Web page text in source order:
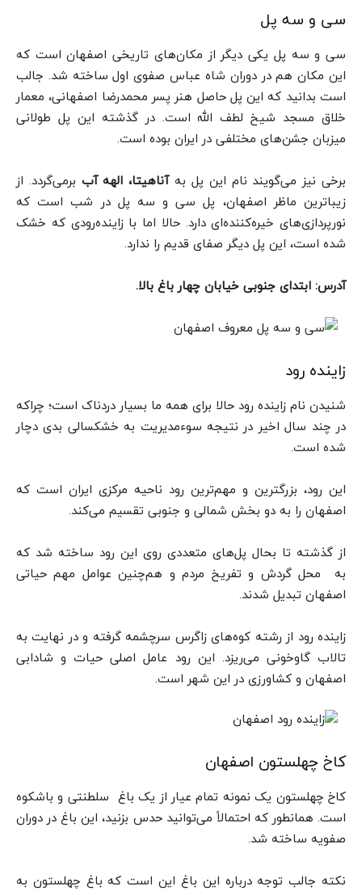
سی و سه پل
سی و سه پل یکی دیگر از مکان‌های تاریخی اصفهان است که
این مکان هم در دوران شاه عباس صفوی اول ساخته شد. جالب
است بدانید که این پل حاصل هنر پسر محمدرضا اصفهانی، معمار
خلاق مسجد شیخ لطف الله است. در گذشته این پل طولانی
میزبان جشن‌های مختلفی در ایران بوده است.
برخی نیز می‌گویند نام این پل بهآناهیتا، الهه آب برمی‌گردد. از
زیباترین ماظر اصفهان، پل سی و سه پل در شب است که
نورپردازی‌های خیره‌کننده‌ای دارد. حالا اما با زاینده‌رودی که خشک
شده است، این پل دیگر صفای قدیم را ندارد.
آدرس: ابتدای جنوبی خیابان چهار باغ بالا.
زاینده رود
شنیدن نام زاینده‌ رود حالا برای همه ما بسیار دردناک است؛ چراکه
در چند سال اخیر در نتیجه سوءمدیریت به خشکسالی بدی دچار
شده است.
این رود،‌ بزرگترین و مهم‌ترین رود ناحیه مرکزی ایران است که
اصفهان را به دو بخش شمالی و جنوبی تقسیم می‌کند.
از گذشته تا بحال پل‌های متعددی روی این رود ساخته شد که
به محل گردش و تفریخ مردم و هم‌چنین عوامل مهم حیاتی
اصفهان تبدیل شدند.
زاینده رود از رشته کوه‌های زاگرس سرچشمه گرفته و در نهایت به
تالاب گاوخونی می‌ریزد. این رود عامل اصلی حیات و شادابی
اصفهان و کشاورزی در این شهر است.
کاخ چهلستون اصفهان
کاخ چهلستون یک نمونه تمام عیار از یک باغ سلطنتی و باشکوه
است. همانطور که احتمالاً می‌توانید حدس بزنید، این باغ در دوران
صفویه ساخته شد.
نکته جالب توجه درباره این باغ این است که باغ چهلستون به